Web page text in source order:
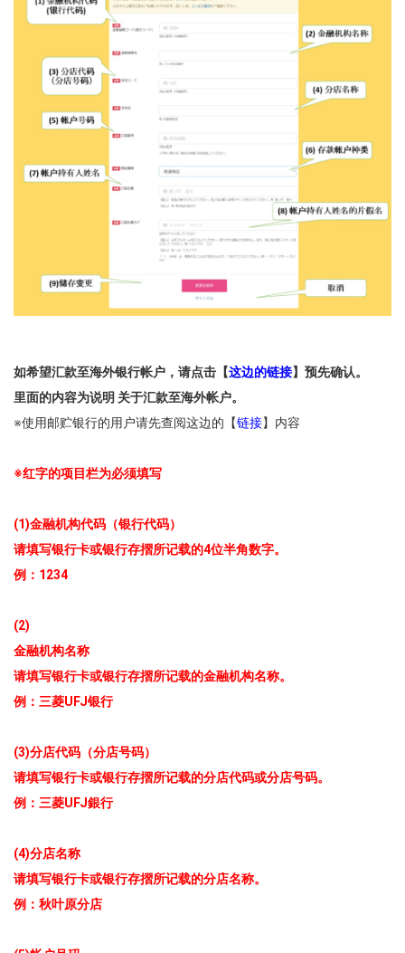
如希望汇款至海外银行帐户，请点击【这边的链接】预先确认。
里面的内容为说明 关于汇款至海外帐户。
※使用邮贮银行的用户请先查阅这边的【链接】内容
※红字的项目栏为必须填写
(1)金融机构代码（银行代码）
请填写银行卡或银行存摺所记载的4位半角数字。
例：1234
(2)
金融机构名称
请填写银行卡或银行存摺所记载的金融机构名称。
例：三菱UFJ银行
(3)分店代码（分店号码）
请填写银行卡或银行存摺所记载的分店代码或分店号码。
例：三菱UFJ銀行
(4)分店名称
请填写银行卡或银行存摺所记载的分店名称。
例：秋叶原分店